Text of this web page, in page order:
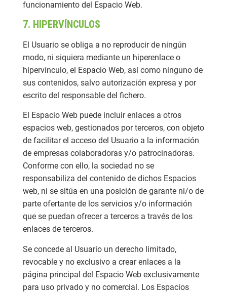
funcionamiento del Espacio Web.
7. HIPERVÍNCULOS
El Usuario se obliga a no reproducir de ningún
modo, ni siquiera mediante un hiperenlace o
hipervínculo, el Espacio Web, así como ninguno de
sus contenidos, salvo autorización expresa y por
escrito del responsable del fichero.
El Espacio Web puede incluir enlaces a otros
espacios web, gestionados por terceros, con objeto
de facilitar el acceso del Usuario a la información
de empresas colaboradoras y/o patrocinadoras.
Conforme con ello, la sociedad no se
responsabiliza del contenido de dichos Espacios
web, ni se sitúa en una posición de garante ni/o de
parte ofertante de los servicios y/o información
que se puedan ofrecer a terceros a través de los
enlaces de terceros.
Se concede al Usuario un derecho limitado,
revocable y no exclusivo a crear enlaces a la
página principal del Espacio Web exclusivamente
para uso privado y no comercial. Los Espacios